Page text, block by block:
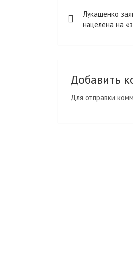
m
s
s
i
по
записям
Лукашенко
нацелена на
Добавить
Для отправки